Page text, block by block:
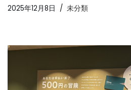
2025年12月8日 未分類